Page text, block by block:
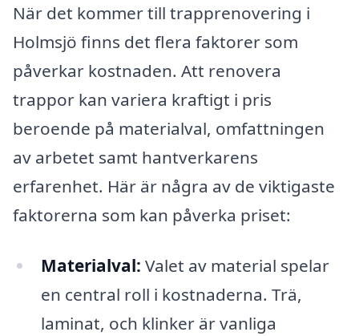
När det kommer till trapprenovering i
Holmsjö finns det flera faktorer som
påverkar kostnaden. Att renovera
trappor kan variera kraftigt i pris
beroende på materialval, omfattningen
av arbetet samt hantverkarens
erfarenhet. Här är några av de viktigaste
faktorerna som kan påverka priset:
Materialval: Valet av material spelar
en central roll i kostnaderna. Trä,
laminat, och klinker är vanliga